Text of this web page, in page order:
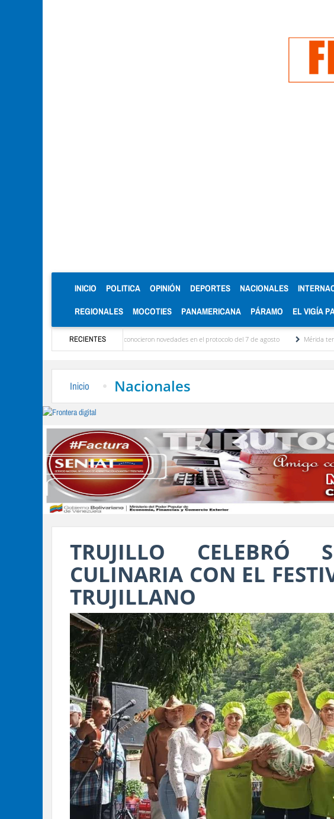
INICIO (CURRENT)
POLITICA OPINIÓN DEPORTES NACIONALES
REGIONALES MOCOTIES PANAMERICANA PÁRAMO EL VIGÍA
RECIENTES
las delegaciones y se conocieron novedades en el protocolo del 7 de agosto Mérida territorio
Inicio Nacionales
TRUJILLO CELEBRÓ
CULINARIA CON EL
TRUJILLANO